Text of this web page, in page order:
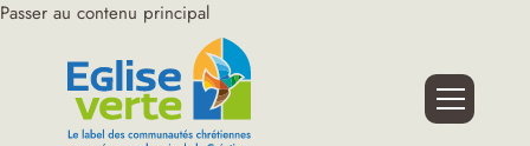
Passer au contenu principal